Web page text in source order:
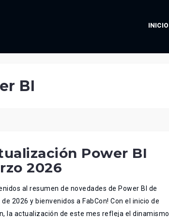
INICIO
BI
Power BI
2026
al resumen de novedades de Power BI de
2026 y bienvenidos a FabCon! Con el inicio de
la actualización de este mes refleja el dinamismo